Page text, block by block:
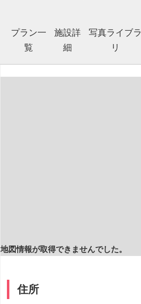
プラン一
覧
施設詳
細
写真ライブラ
リ
地図情報が取得できませんでした。
住所